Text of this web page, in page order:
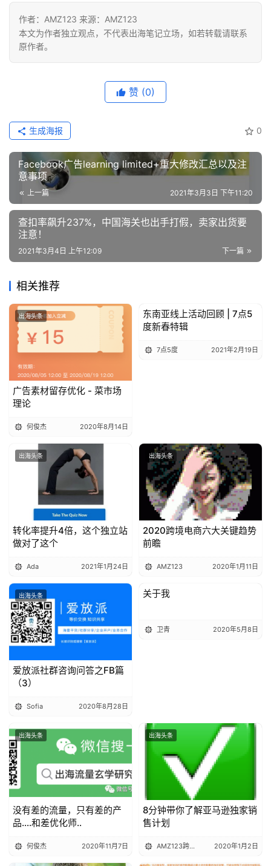
作者：AMZ123 来源：AMZ123
本文为作者独立观点，不代表出海笔记立场，如若转载请联系
原作者。
赞 (0)
0
生成海报
Facebook广告learning limited+重大修改汇总以及注
意事项
上一篇 2021年3月3日 下午11:20
查扣率飙升237%，中国海关也出手打假，卖家出货要
注意！
下一篇
2021年3月4日 上午12:09
相关推荐
出海头条
广告素材留存优化 - 菜市场
理论
何俊杰 2020年8月14日
出海头条
东南亚线上活动回顾 | 7点5
度新春特辑
7点5度 2021年2月19日
出海头条
转化率提升4倍，这个独立站
做对了这个
Ada 2021年1月24日
出海头条
2020跨境电商六大关键趋势
前瞻
AMZ123 2020年1月11日
出海头条
爱放派社群咨询问答之FB篇
（3）
Sofia 2020年8月28日
出海头条
关于我
卫青 2020年5月8日
出海头条
没有差的流量，只有差的产
品….和差优化师..
何俊杰 2020年11月7日
出海头条
8分钟带你了解亚马逊独家销
售计划
AMZ123跨境电商 2020年1月2日